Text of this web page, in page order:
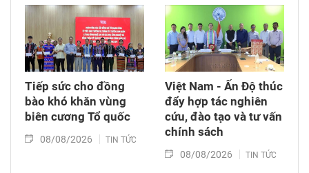
thời tặng quà cho cán bộ, chiến sĩ tham gia
công tác lấy mẫu tại đây.
Tiếp sức cho đồng
bào khó khăn vùng
biên cương Tổ quốc
08/08/2026 TIN TỨC
Việt Nam - Ấn Độ thúc
đẩy hợp tác nghiên
cứu, đào tạo và tư vấn
chính sách
08/08/2026 TIN TỨC